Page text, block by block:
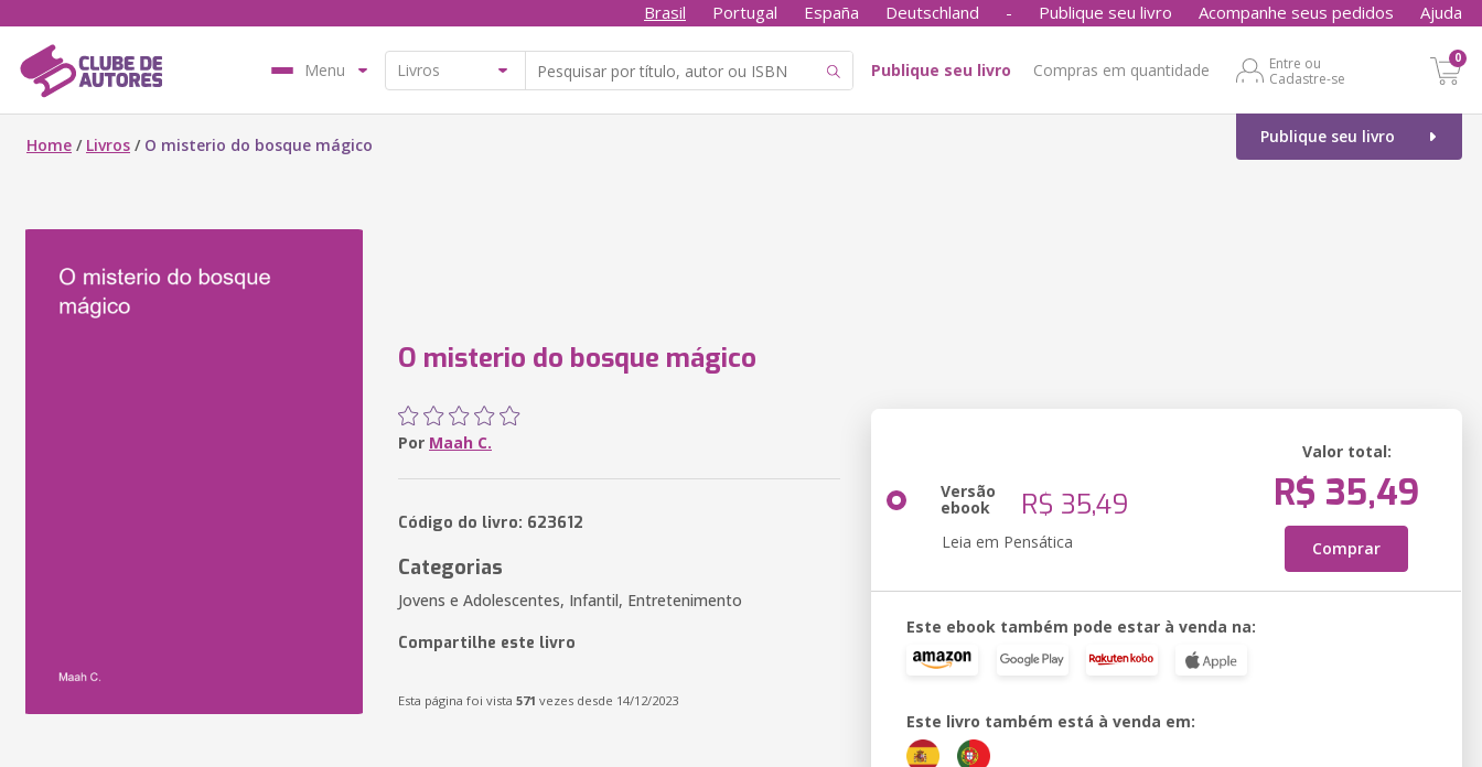
Brasil Portugal España Deutschland - Publique seu livro Acompanhe seus pedidos Ajuda
Menu Publique seu livro Compras em quantidade
Entre ou
Cadastre-se
0
Publique seu livro
Home / Livros / O misterio do bosque mágico
O misterio do bosque mágico
Por Maah C.
Código do livro: 623612
Categorias
Jovens e Adolescentes, Infantil, Entretenimento
Compartilhe este livro
Esta página foi vista 571 vezes desde 14/12/2023
Versão
ebook R$ 35,49
Leia em Pensática
Valor total:
R$ 35,49
Comprar
Este ebook também pode estar à venda na:
Este livro também está à venda em: